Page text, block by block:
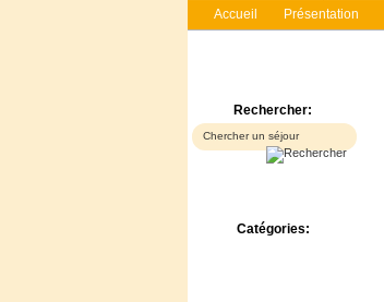
Accueil Présentation
Rechercher:
Catégories: